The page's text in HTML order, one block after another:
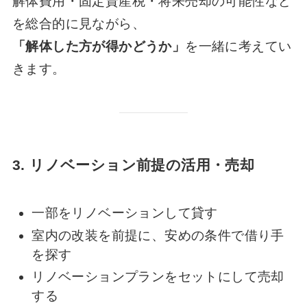
を総合的に見ながら、
「解体した方が得かどうか」 を一緒に考えてい
きます。
3. リノベーション前提の活用・売却
一部をリノベーションして貸す
室内の改装を前提に、安めの条件で借り手
を探す
リノベーションプランをセットにして売却
する